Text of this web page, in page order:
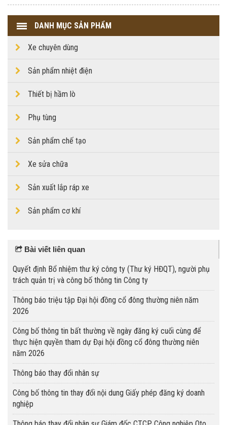
DANH MỤC SẢN PHẨM
Xe chuyên dùng
Sản phẩm nhiệt điện
Thiết bị hầm lò
Phụ tùng
Sản phẩm chế tạo
Xe sửa chữa
Sản xuất lắp ráp xe
Sản phẩm cơ khí
Bài viết liên quan
Quyết định Bổ nhiệm thư ký công ty (Thư ký HĐQT), người phụ
trách quản trị và công bố thông tin Công ty
Thông báo triệu tập Đại hội đồng cổ đông thường niên năm
2026
Công bố thông tin bất thường về ngày đăng ký cuối cùng để
thực hiện quyền tham dự Đại hội đồng cổ đông thường niên
năm 2026
Thông báo thay đổi nhân sự
Công bố thông tin thay đổi nội dung Giấy phép đăng ký doanh
nghiệp